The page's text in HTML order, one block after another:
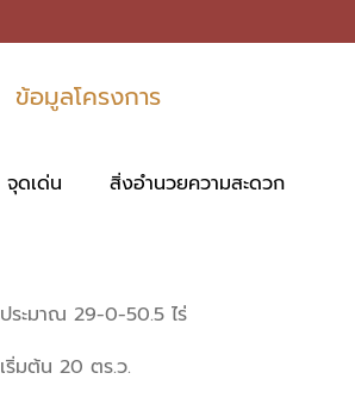
ข้อมูลโครงการ
จุดเด่น สิ่งอำนวยความสะดวก
ประมาณ 29-0-50.5 ไร่
เริ่มต้น 20 ตร.ว.